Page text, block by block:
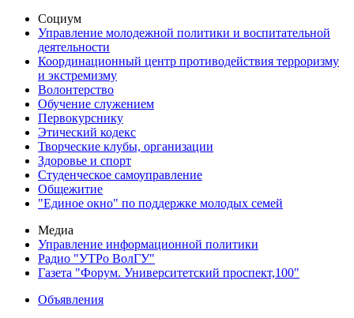
Социум
Управление молодежной политики и воспитательной
деятельности
Координационный центр противодействия терроризму
и экстремизму
Волонтерство
Обучение служением
Первокурснику
Этический кодекс
Творческие клубы, организации
Здоровье и спорт
Студенческое самоуправление
Общежитие
"Единое окно" по поддержке молодых семей
Медиа
Управление информационной политики
Радио "УТРо ВолГУ"
Газета "Форум. Университетский проспект,100"
Объявления